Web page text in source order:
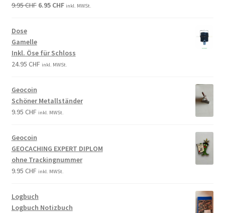
9.95CHF 6.95 CHF inkl. MWSt.
Dose
Gamelle
Inkl. Öse für Schloss
24.95 CHF inkl. MWSt.
Geocoin
Schöner Metallständer
9.95 CHF inkl. MWSt.
Geocoin
GEOCACHING EXPERT DIPLOM
ohne Trackingnummer
9.95 CHF inkl. MWSt.
Logbuch
Logbuch Notizbuch